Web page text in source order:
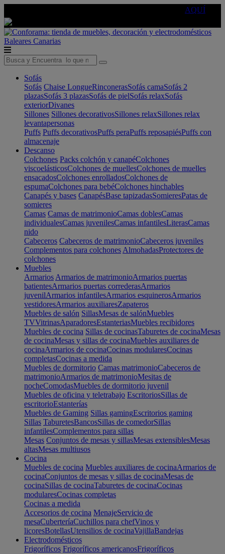
AQUÍ
Baleares Canarias
Sofás
Sofás Chaise LongueRinconerasSofás camaSofás 2
plazasSofás 3 plazasSofás de pielSofás relaxSofás
exteriorDivanes
Sillones Sillones decorativosSillones relaxSillones relax
levantapersonas
Puffs Puffs decorativosPuffs peraPuffs reposapiésPuffs con
almacenaje
Descanso
Colchones Packs colchón y canapéColchones
viscoelásticosColchones de muellesColchones de muelles
ensacadosColchones enrolladosColchones de
espumaColchones para bebéColchones hinchables
Canapés y bases CanapésBase tapizadasSomieresPatas de
somieres
Camas Camas de matrimonioCamas doblesCamas
individualesCamas juvenilesCamas infantilesLiterasCamas
nido
Cabeceros Cabeceros de matrimonioCabeceros juveniles
Complementos para colchones AlmohadasProtectores de
colchones
Muebles
Armarios Armarios de matrimonioArmarios puertas
batientesArmarios puertas correderasArmarios
juvenilArmarios infantilesArmarios esquinerosArmarios
vestidoresArmarios auxiliaresZapateros
Muebles de salón SillasMesas de salónMuebles
TVVitrinasAparadoresEstanteriasMuebles recibidores
Muebles de cocina Sillas de cocinasTaburetes de cocinaMesas
de cocinaMesas y sillas de cocinaMuebles auxiliares de
cocinaArmarios de cocinaCocinas modularesCocinas
completasCocinas a medida
Muebles de dormitorio Camas matrimonioCabeceros de
matrimonioArmarios de matrimonioMesitas de
nocheComodasMuebles de dormitorio juvenil
Muebles de oficina y teletrabajo EscritoriosSillas de
escritorioEstanterías
Muebles de Gaming Sillas gamingEscritorios gaming
Sillas TaburetesBancosSillas de comedorSillas
infantilesComplementos para sillas
Mesas Conjuntos de mesas y sillasMesas extensiblesMesas
altasMesas multiusos
Cocina
Muebles de cocina Muebles auxiliares de cocinaArmarios de
cocinaConjuntos de mesas y sillas de cocinaMesas de
cocinaSillas de cocinaTaburetes de cocinaCocinas
modularesCocinas completas
Cocinas a medida
Accesorios de cocina MenajeServicio de
mesaCuberteríaCuchillos para chefVinos y
licoresBotellasUtensilios de cocinaVajillaBandejas
Electrodomésticos
Frigoríficos Frigoríficos americanosFrigoríficos